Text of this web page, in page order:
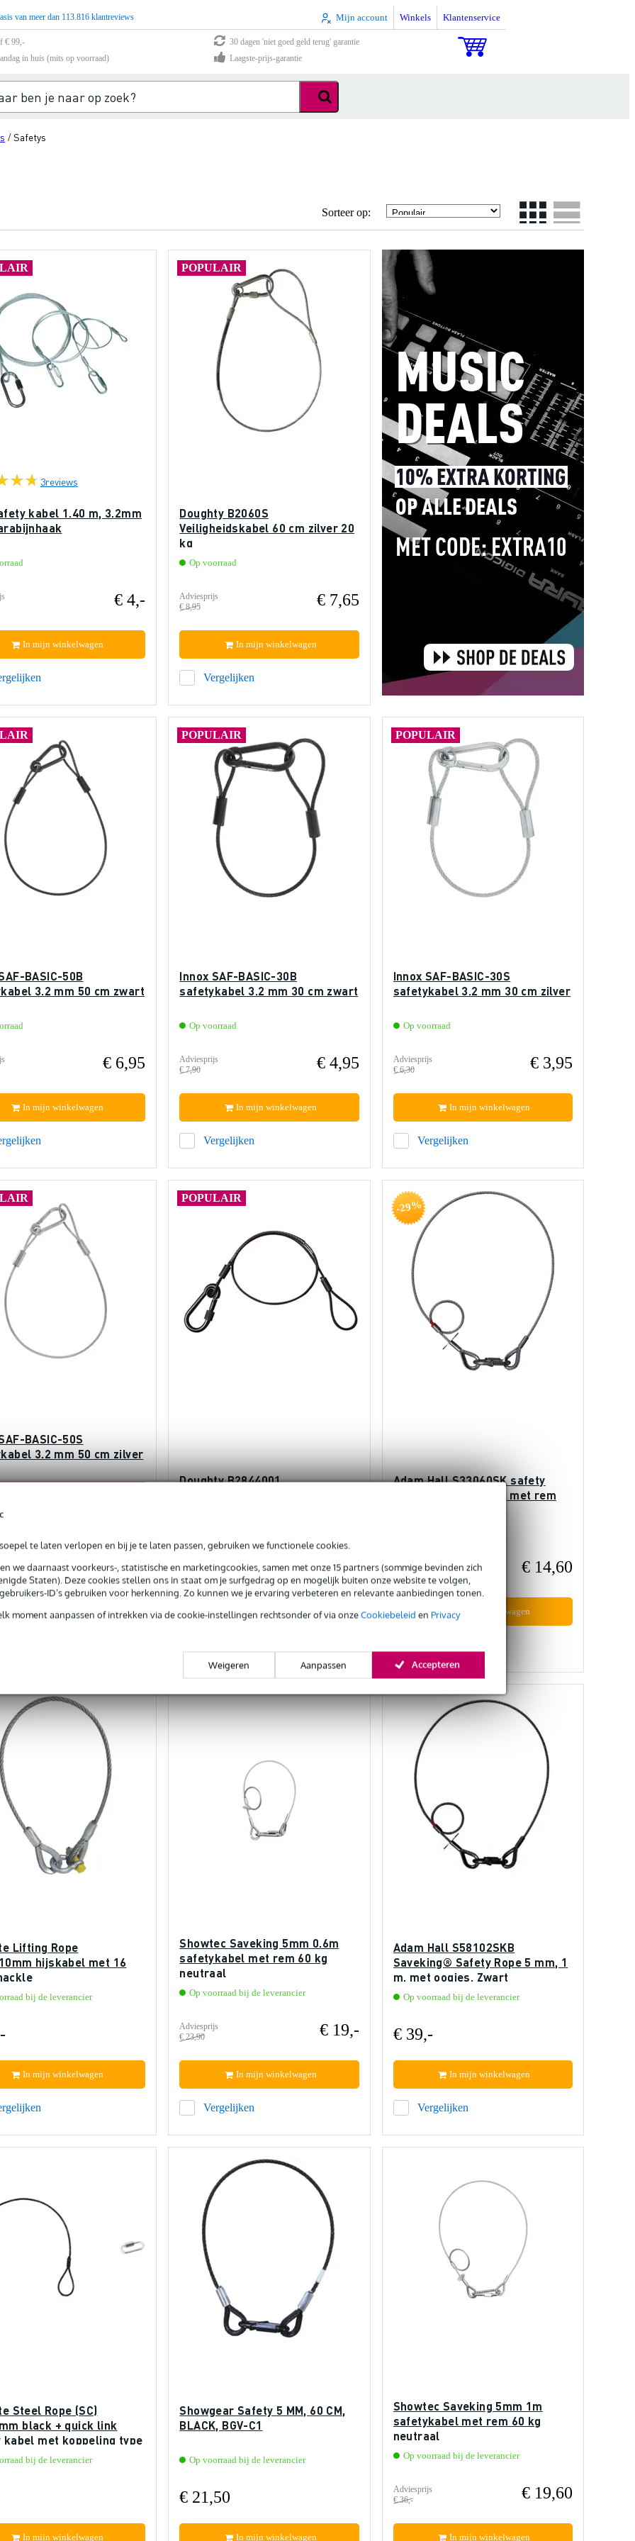
te laten verlopen en bij je te laten passen, gebruiken we functionele cookies.
we daarnaast voorkeurs-, statistische en marketingcookies, samen met onze 15 partners (sommige bevinden zich
Staten). Deze cookies stellen ons in staat om je surfgedrag op en mogelijk buiten onze website te volgen,
ID’s gebruiken voor herkenning. Zo kunnen we je ervaring verbeteren en relevante aanbiedingen tonen.
moment aanpassen of intrekken via de cookie-instellingen rechtsonder of via onzeCookiebeleid en Privacy
Weigeren Aanpassen Accepteren
van meer dan 113.816 klantreviews Mijn account Winkels Klantenservice
€ 99,-
30 dagen 'niet goed geld terug' garantie
in huis (mits op voorraad)
Laagste-prijs-garantie
/Safetys
Sorteer op:
3reviews
kabel 1.40 m, 3.2mm
€ 4,-
In mijn winkelwagen
POPULAIR
Doughty B2060S
Veiligheidskabel 60 cm zilver 20
kg
Op voorraad
Adviesprijs
€ 8,95
€ 7,65
Vergelijken
In mijn winkelwagen
BASIC-50B
3.2 mm 50 cm zwart
€ 6,95
In mijn winkelwagen
POPULAIR
Innox SAF-BASIC-30B
safetykabel 3.2 mm 30 cm zwart
Op voorraad
Adviesprijs
€ 7,90
€ 4,95
Vergelijken
In mijn winkelwagen
POPULAIR
Innox SAF-BASIC-30S
safetykabel 3.2 mm 30 cm zilver
Op voorraad
Adviesprijs
€ 6,30
€ 3,95
Vergelijken
In mijn winkelwagen
BASIC-50S
3.2 mm 50 cm zilver
€ 3,94
In mijn winkelwagen
POPULAIR
Doughty B2844001
Adviesprijs
€ 14,30
€ 13,90
In mijn winkelwagen
-29%
Adam Hall S33060SK safety
kabel 3mm Saveking met rem
Adviesprijs
€ 20,60
€ 14,60
In mijn winkelwagen
Lifting Rope
hijskabel met 16
bij de leverancier
In mijn winkelwagen
Showtec Saveking 5mm 0.6m
safetykabel met rem 60 kg
neutraal
Op voorraad bij de leverancier
Adviesprijs
€ 23,90
€ 19,-
Vergelijken
In mijn winkelwagen
Adam Hall S58102SKB
Saveking® Safety Rope 5 mm, 1
m, met oogjes, Zwart
Op voorraad bij de leverancier
€ 39,-
Vergelijken
In mijn winkelwagen
Steel Rope (SC)
black + quick link
met koppeling type
bij de leverancier
In mijn winkelwagen
Showgear Safety 5 MM, 60 CM,
BLACK, BGV-C1
Op voorraad bij de leverancier
€ 21,50
In mijn winkelwagen
Showtec Saveking 5mm 1m
safetykabel met rem 60 kg
neutraal
Op voorraad bij de leverancier
Adviesprijs
€ 36,-
€ 19,60
In mijn winkelwagen